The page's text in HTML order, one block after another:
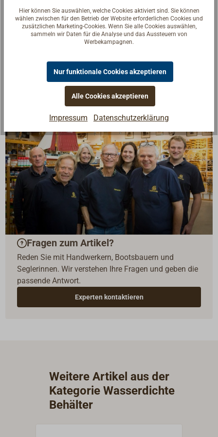
der Grab Bag im Außenbereich gestaut wird.
Die Seekarte auf dem Foto gehört nicht zum
Fragen zum Artikel?
Reden Sie mit Handwerkern, Bootsbauern und
Seglerinnen. Wir verstehen Ihre Fragen und geben die
passende Antwort.
Experten kontaktieren
Weitere Artikel aus der
Kategorie Wasserdichte
Behälter
Hier können Sie auswählen, welche Cookies aktiviert sind. Sie können
wählen zwischen für den Betrieb der Website erforderlichen Cookies und
zusätzlichen Marketing-Cookies. Wenn Sie alle Cookies auswählen,
sammeln wir Daten für die Analyse und das Aussteuern von
Werbekampagnen.
Nur funktionale Cookies akzeptieren
Alle Cookies akzeptieren
Impressum Datenschutzerklärung